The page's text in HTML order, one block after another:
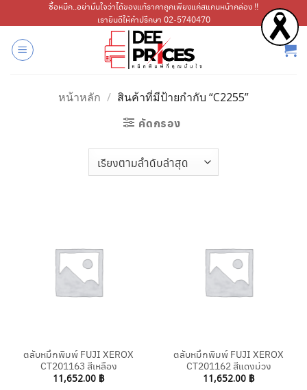
ไป
เนื้อหา
ซื้อหมึก..อย่ามั่นใจว่าได้ของแท้ราคาถูกเพียงแค่สแกนหน้ากล่อง !!
เรายินดีให้คำปรึกษา 02-5740470
หน้าหลัก / สินค้าที่มีป้ายกำกับ “C2255”
คัดกรอง
ตลับหมึกพิมพ์ FUJI XEROX
CT201163 สีเหลือง
11,652.00 ฿
ตลับหมึกพิมพ์ FUJI XEROX
CT201162 สีแดงม่วง
11,652.00 ฿